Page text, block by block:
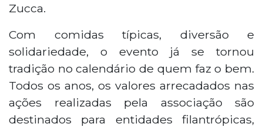
Zucca.
Com comidas típicas, diversão e
solidariedade, o evento já se tornou
tradição no calendário de quem faz o bem.
Todos os anos, os valores arrecadados nas
ações realizadas pela associação são
destinados para entidades filantrópicas,